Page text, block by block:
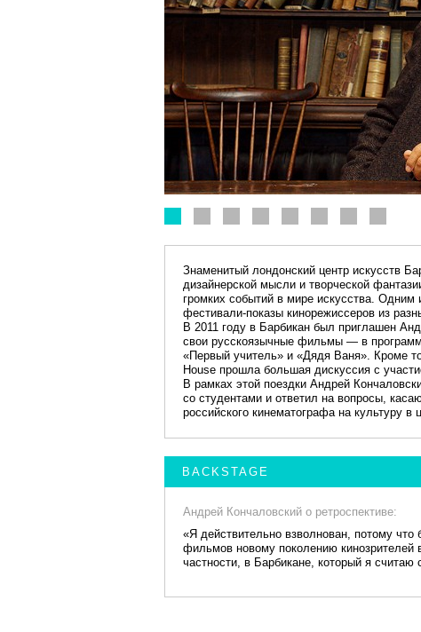
Знаменитый лондонский центр искусств
дизайнерской мысли и творческой
громких событий в мире искусства. Одним
фестивали-показы кинорежиссеров из
В 2011 году в Барбикан был приглашен
свои русскоязычные фильмы — в
«Первый учитель» и «Дядя Ваня». Кроме
House прошла большая дискуссия с
В рамках этой поездки Андрей
со студентами и ответил на вопросы,
российского кинематографа на культуру в
BACKSTAGE
Андрей Кончаловский о ретроспективе:
«Я действительно взволнован, потому
фильмов новому поколению кинозрителей
частности, в Барбикане, который я